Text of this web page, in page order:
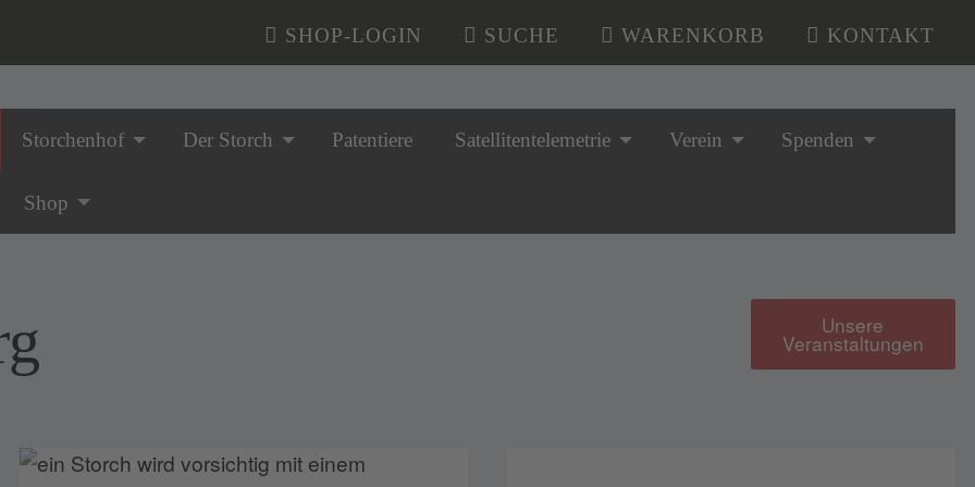
SHOP-LOGIN SUCHE WARENKORB KONTAKT
überspringen
Storchenhof Der Storch Patentiere Satellitentelemetrie Verein Spenden
Shop
Unsere
Veranstaltungen